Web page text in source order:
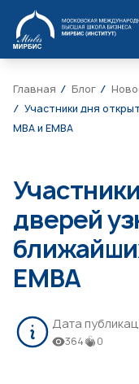
МИРБИС
Главная Блог
Участники дня
МВА и ЕМВА
дверей
ЕМВА
Дата
364 0